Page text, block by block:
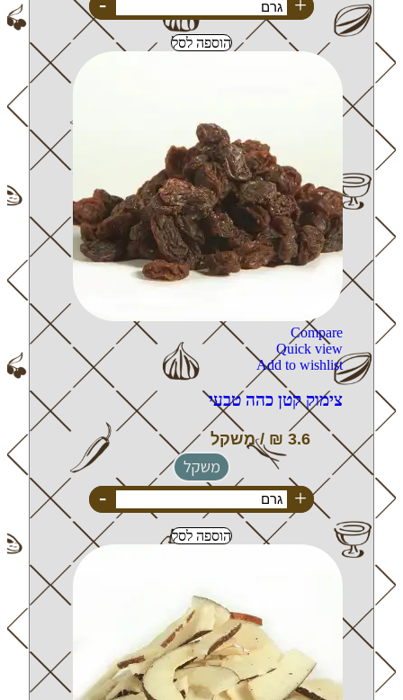
+
הוספה לסל
Compare
Quick view
Add to wishlist
צימוק קטן כהה טבעי
משקל
+
-
הוספה לסל